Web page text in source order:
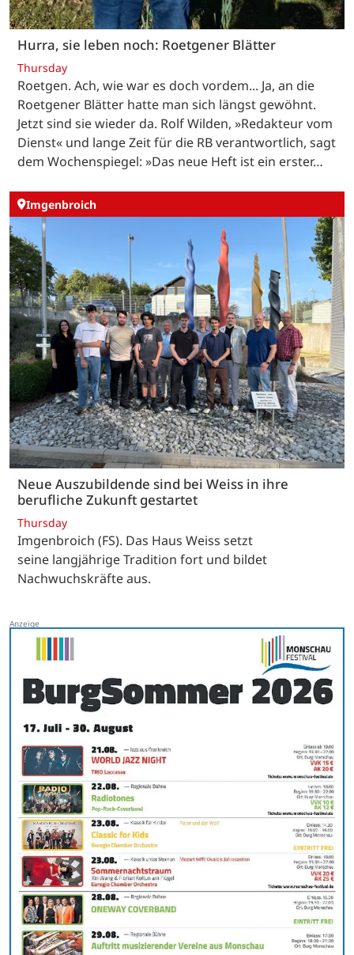
Hurra, sie leben noch: Roetgener Blätter
Thursday
Roetgen. Ach, wie war es doch vordem... Ja, an die
Roetgener Blätter hatte man sich längst gewöhnt.
Jetzt sind sie wieder da. Rolf Wilden, »Redakteur vom
Dienst« und lange Zeit für die RB verantwortlich, sagt
dem Wochenspiegel: »Das neue Heft ist ein erster…
Imgenbroich
Neue Auszubildende sind bei Weiss in ihre
berufliche Zukunft gestartet
Thursday
Imgenbroich (FS). Das Haus Weiss setzt
seine langjährige Tradition fort und bildet
Nachwuchskräfte aus.